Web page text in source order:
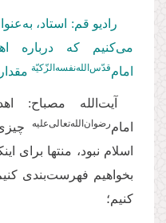
رادیو قم: استاد،
می‌کنیم که درباره
امام‌قدّس‌ا‌لله‌نفسه‌الزّکیّة
آیت‌الله مصباح:
امام‌رضوان‌الله‌تعالی‌علیه
اسلام نبود، منتها
بخواهیم فهرست‌بندی
کنیم؛